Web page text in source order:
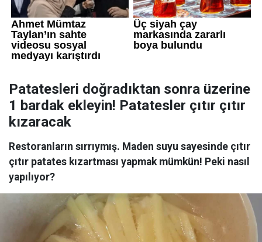
Patatesleri doğradıktan sonra üzerine
1 bardak ekleyin! Patatesler çıtır çıtır
kızaracak
Restoranların sırrıymış. Maden suyu sayesinde çıtır
çıtır patates kızartması yapmak mümkün! Peki nasıl
yapılıyor?